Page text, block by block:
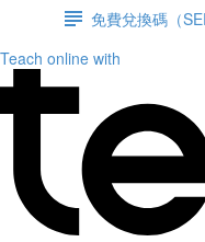
免費兌換碼（
Teach online with